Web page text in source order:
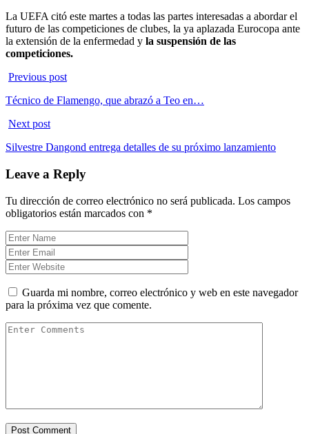
La UEFA citó este martes a todas las partes interesadas a abordar el
futuro de las competiciones de clubes, la ya aplazada Eurocopa ante
la extensión de la enfermedad y la suspensión de las
competiciones.
Previous post
Técnico de Flamengo, que abrazó a Teo en…
Next post
Silvestre Dangond entrega detalles de su próximo lanzamiento
Leave a Reply
Tu dirección de correo electrónico no será publicada. Los campos
obligatorios están marcados con *
Guarda mi nombre, correo electrónico y web en este navegador
para la próxima vez que comente.